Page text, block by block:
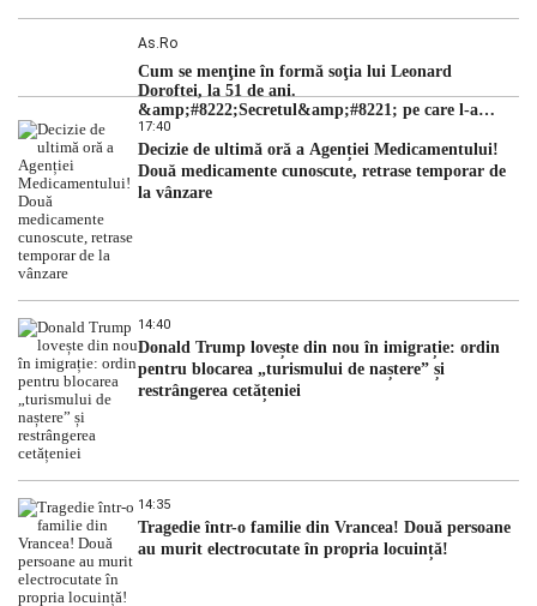
As.ro
Cum se menţine în formă soţia lui Leonard
Doroftei, la 51 de ani.
&amp;#8222;Secretul&amp;#8221; pe care l-a
dezvăluit
17:40
Decizie de ultimă oră a Agenției Medicamentului!
Două medicamente cunoscute, retrase temporar de
la vânzare
14:40
Donald Trump lovește din nou în imigrație: ordin
pentru blocarea „turismului de naștere” și
restrângerea cetățeniei
14:35
Tragedie într-o familie din Vrancea! Două persoane
au murit electrocutate în propria locuință!